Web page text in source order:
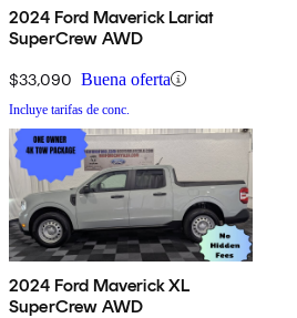
2024 Ford Maverick Lariat
SuperCrew AWD
$33,090 Buena oferta
Incluye tarifas de conc.
2024 Ford Maverick XL
SuperCrew AWD